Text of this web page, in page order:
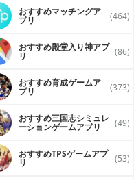
おすすめマッチングア
プリ (464)
おすすめ殿堂入り神アプ
リ (86)
おすすめ育成ゲームア
プリ (373)
おすすめ三国志シミュレ
ーションゲームアプリ (49)
おすすめTPSゲームアプ
リ (53)